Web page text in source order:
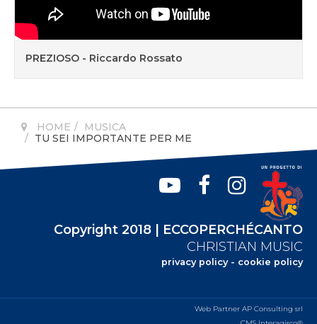
PREZIOSO - Riccardo Rossato
HOME
MUSICA
TU SEI IMPORTANTE PER ME
Copyright 2018 | ECCOPERCHÉCANTO
CHRISTIAN MUSIC
privacy policy- cookie policy
Web Partner AP Consulting srl